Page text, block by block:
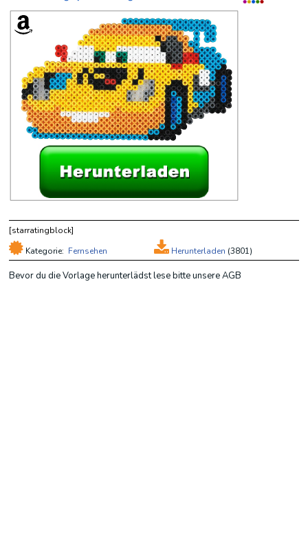
[starratingblock]
Herunterladen (3801)
Kategorie: Fernsehen
Bevor du die Vorlage herunterlädst lese bitte unsere AGB